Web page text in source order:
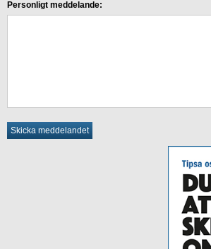
Personligt meddelande: